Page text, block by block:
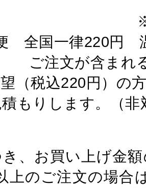
全国一律220円
ご注文が含ま
（税込220円）の
もりします。（非
き、お買い上げ金
上のご注文の場合